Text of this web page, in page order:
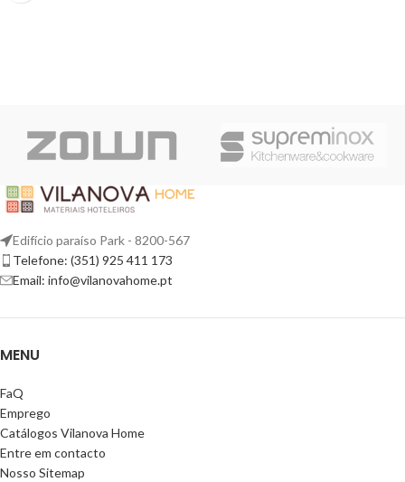
Edifício paraíso Park - 8200-567
Telefone: (351) 925 411 173
Email: info@vilanovahome.pt
MENU
FaQ
Emprego
Catálogos Vilanova Home
Entre em contacto
Nosso Sitemap